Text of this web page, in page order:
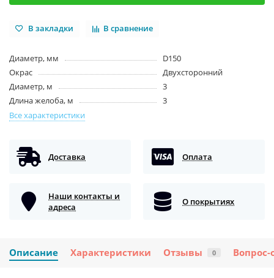
В закладки В сравнение
Диаметр, мм
D150
Окрас
Двухсторонний
Диаметр, м
3
Длина желоба, м
3
Все характеристики
Доставка Оплата
Наши контакты и
адреса
О покрытиях
Описание Характеристики Отзывы 0 Вопрос-